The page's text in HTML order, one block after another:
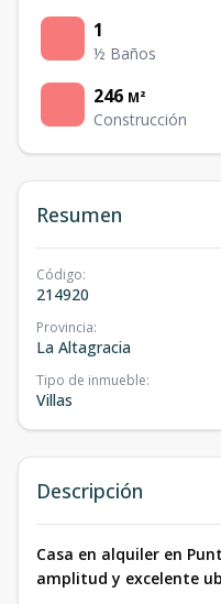
1
½ Baños
246 M²
Construcción
Resumen
Código:
214920
Provincia:
La Altagracia
Tipo de inmueble:
Villas
Descripción
Casa en alquiler en
amplitud y excelente